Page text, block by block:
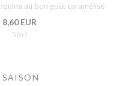
au bon goût caramélisé
8,60 EUR
50 cl
SAISON